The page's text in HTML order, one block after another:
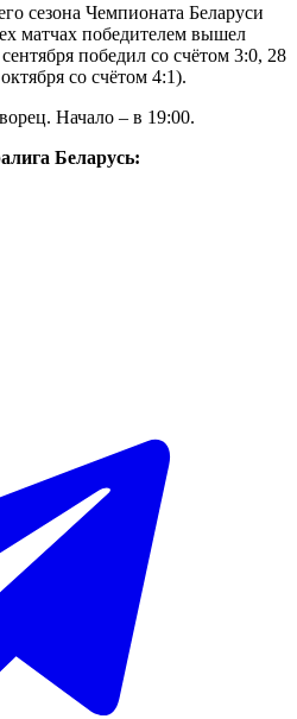
сезона Чемпионата Беларуси
матчах победителем вышел
победил со счётом 3:0, 28
со счётом 4:1).
Начало – в 19:00.
Беларусь: